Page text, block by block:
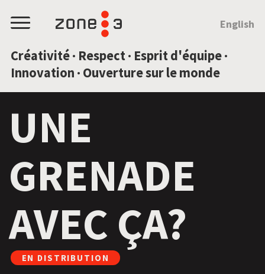
Menu
Créativité · Respect · Esprit d'équipe ·
Innovation · Ouverture sur le monde
English
UNE
GRENADE
AVEC ÇA?
EN DISTRIBUTION